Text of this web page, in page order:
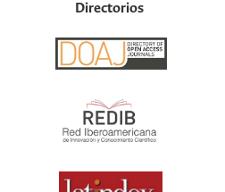
Directorios